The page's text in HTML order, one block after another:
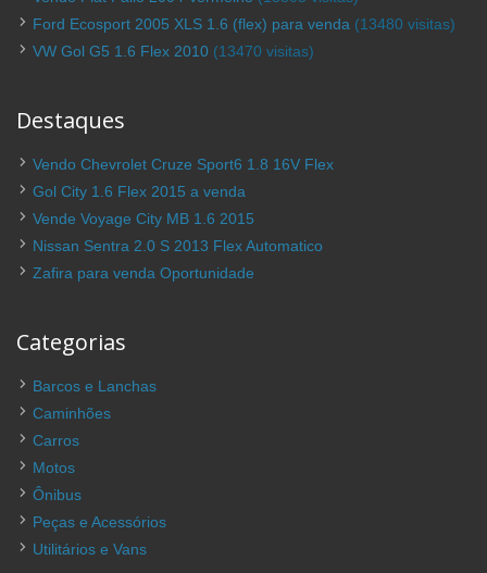
Ford Ecosport 2005 XLS 1.6 (flex) para venda (13480 visitas)
VW Gol G5 1.6 Flex 2010 (13470 visitas)
Destaques
Vendo Chevrolet Cruze Sport6 1.8 16V Flex
Gol City 1.6 Flex 2015 a venda
Vende Voyage City MB 1.6 2015
Nissan Sentra 2.0 S 2013 Flex Automatico
Zafira para venda Oportunidade
Categorias
Barcos e Lanchas
Caminhões
Carros
Motos
Ônibus
Peças e Acessórios
Utilitários e Vans